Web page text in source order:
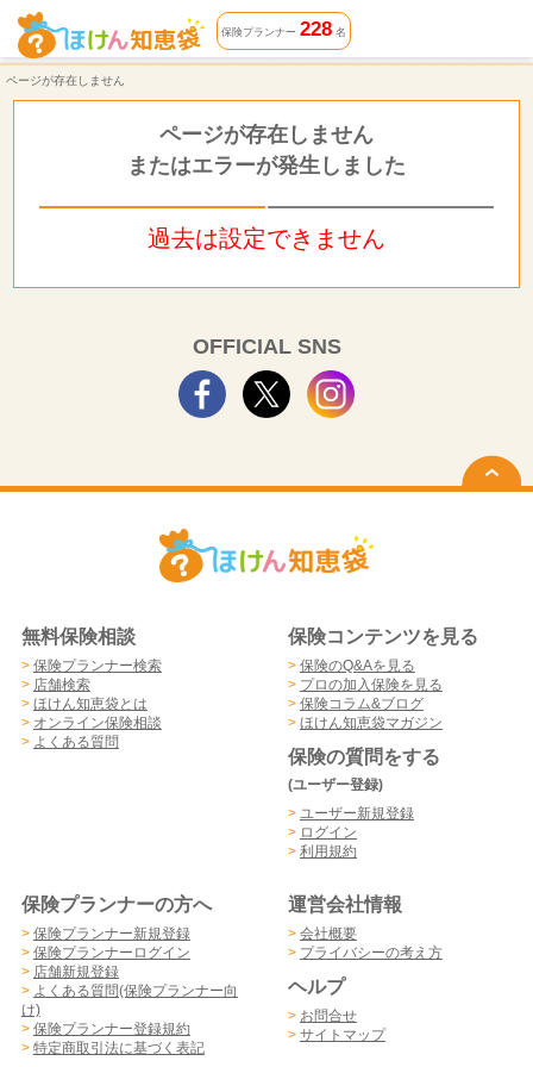
ページが存在しません | ほけん知恵袋
保険プランナー 228名
ページが存在しません
ページが存在しません
またはエラーが発生しました
過去は設定できません
OFFICIAL SNS
無料保険相談
> 保険プランナー検索
> 店舗検索
> ほけん知恵袋とは
> オンライン保険相談
> よくある質問
保険コンテンツを見る
> 保険のQ&Aを見る
> プロの加入保険を見る
> 保険コラム&ブログ
> ほけん知恵袋マガジン
保険の質問をする
(ユーザー登録)
> ユーザー新規登録
> ログイン
> 利用規約
保険プランナーの方へ
> 保険プランナー新規登録
> 保険プランナーログイン
> 店舗新規登録
> よくある質問(保険プランナー向
け)
> 保険プランナー登録規約
> 特定商取引法に基づく表記
運営会社情報
> 会社概要
> プライバシーの考え方
ヘルプ
> お問合せ
> サイトマップ